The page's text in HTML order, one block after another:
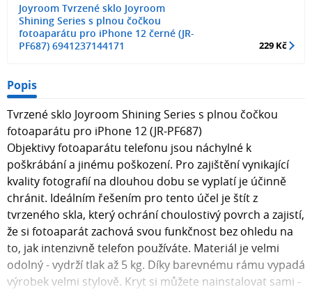
Joyroom Tvrzené sklo Joyroom
Shining Series s plnou čočkou
fotoaparátu pro iPhone 12 černé (JR-
PF687) 6941237144171
229 Kč
Popis
Tvrzené sklo Joyroom Shining Series s plnou čočkou
fotoaparátu pro iPhone 12 (JR-PF687)
Objektivy fotoaparátu telefonu jsou náchylné k
poškrábání a jinému poškození. Pro zajištění vynikající
kvality fotografií na dlouhou dobu se vyplatí je účinně
chránit. Ideálním řešením pro tento účel je štít z
tvrzeného skla, který ochrání choulostivý povrch a zajistí,
že si fotoaparát zachová svou funkčnost bez ohledu na
to, jak intenzivně telefon používáte. Materiál je velmi
odolný - vydrží tlak až 5 kg. Díky barevnému rámu vypadá
výrobek velmi stylově. Kryt si můžete nainstalovat sami -